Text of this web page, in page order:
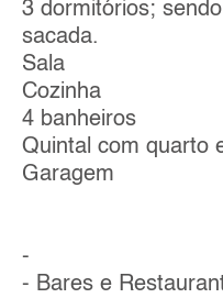
3 dormitórios;
sacada.
Sala
Cozinha
4 banheiros
Quintal com quarto
Garagem
-
- Bares e